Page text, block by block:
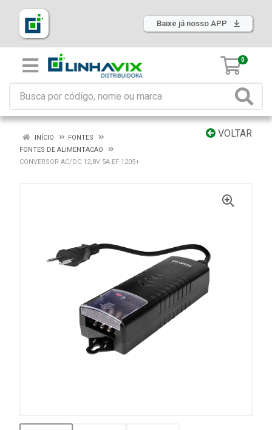
Baixe já nosso APP
0
VOLTAR
INÍCIO
FONTES
FONTES DE ALIMENTACAO
CONVERSOR AC/DC 12,8V 5A EF 1205+